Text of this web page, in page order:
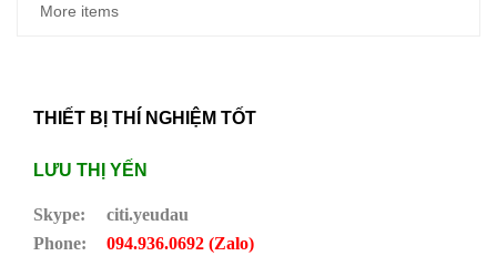
More items
THIẾT BỊ THÍ NGHIỆM TỐT
LƯU THỊ YẾN
Skype:
citi.yeudau
Phone:
094.936.0692 (Zalo)